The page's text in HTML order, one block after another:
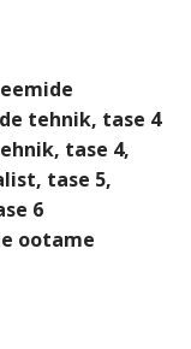
tehnik, tase 4
tase 4,
tase 5,
6
ootame